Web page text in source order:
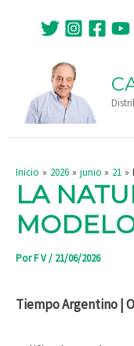
contenido
Inicio 2026 junio 21
LA
PorF V/ 21/06/2026
Tiempo Argentino |
entradas